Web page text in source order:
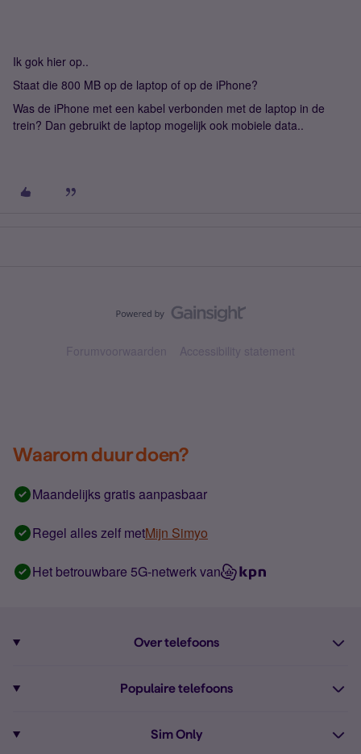
Ik gok hier op..
Staat die 800 MB op de laptop of op de iPhone?
Was de iPhone met een kabel verbonden met de laptop in de
trein? Dan gebruikt de laptop mogelijk ook mobiele data..
Forumvoorwaarden Accessibility statement
Waarom duur doen?
Maandelijks gratis aanpasbaar
Regel alles zelf metMijn Simyo
Het betrouwbare 5G-netwerk van
Over telefoons
Alle telefoons
Populaire telefoons
Sim Only